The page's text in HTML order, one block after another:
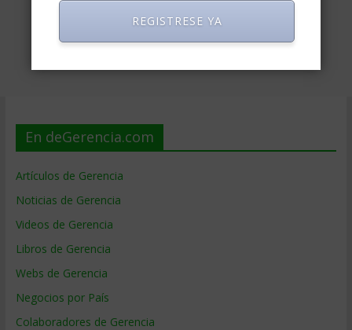
En deGerencia.com
Artículos de Gerencia
Noticias de Gerencia
Videos de Gerencia
Libros de Gerencia
Webs de Gerencia
Negocios por País
Colaboradores de Gerencia
REGISTRESE YA